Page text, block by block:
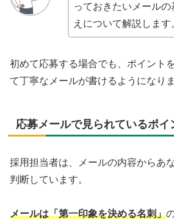
っておきたいメール
えについて解説します
初めて応募する場合でも、ポイント
て丁寧なメールが書けるようになりま
応募メールで見られているポイ
採用担当者は、メールの内容からあ
判断しています。
メールは「第一印象を決める名刺」